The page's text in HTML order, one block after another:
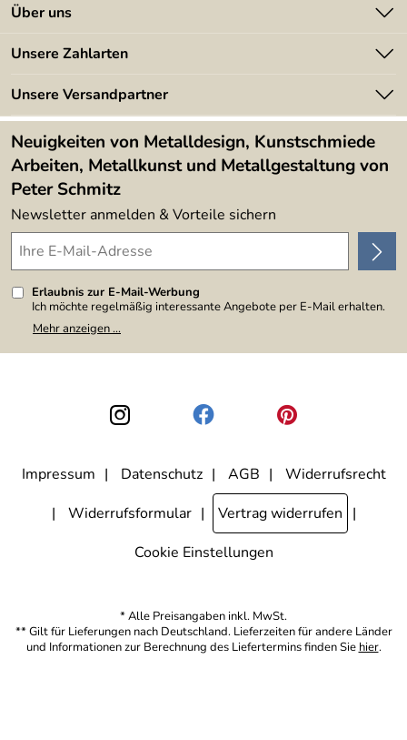
Kontakt
Kundeninformationen
Newsletter
Lieferbedingungen
Über uns
Angebote
Kundenbewertungen (394)
4,9/5
Unsere Zahlarten
Unsere Versandpartner
Neuigkeiten von Metalldesign, Kunstschmiede
Arbeiten, Metallkunst und Metallgestaltung von
Peter Schmitz
Newsletter anmelden & Vorteile sichern
Erlaubnis zur E-Mail-Werbung
Ich möchte regelmäßig interessante Angebote per E-Mail erhalten.
Meine E-Mail-Adresse wird nicht an andere Unternehmen
weitergegeben. Zu statistischen Zwecken wird in anonymer Form
den Link "Abmelden" am Ende des Newsletters anklicke. Die
Datenschutzerklärung
habe ich zur Kenntnis genommen.
Mehr anzeigen ...
Impressum Datenschutz AGB
Widerrufsrecht
Widerrufsformular
Vertrag widerrufen
Cookie Einstellungen
* Alle Preisangaben inkl. MwSt.
** Gilt für Lieferungen nach Deutschland. Lieferzeiten für andere Länder
und Informationen zur Berechnung des Liefertermins finden Sie hier.